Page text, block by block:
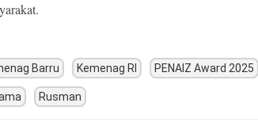
Barru Kemenag RI PENAIZ Award 2025
Rusman